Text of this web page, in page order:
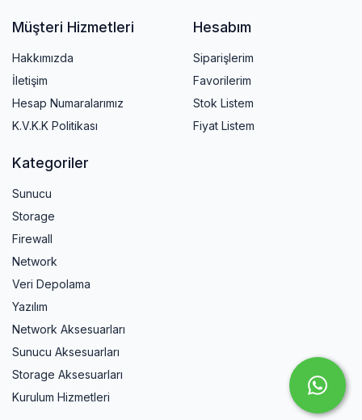
Müşteri Hizmetleri
Hakkımızda
İletişim
Hesap Numaralarımız
K.V.K.K Politikası
Hesabım
Siparişlerim
Favorilerim
Stok Listem
Fiyat Listem
Kategoriler
Sunucu
Storage
Firewall
Network
Veri Depolama
Yazılım
Network Aksesuarları
Sunucu Aksesuarları
Storage Aksesuarları
Kurulum Hizmetleri